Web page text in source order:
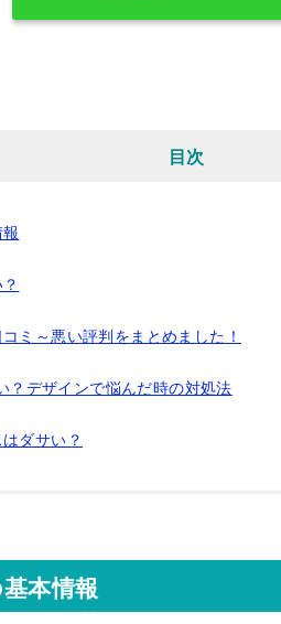
目次
ミ～悪い評判をまとめました！
？デザインで悩んだ時の対処法
ダサい？
本情報